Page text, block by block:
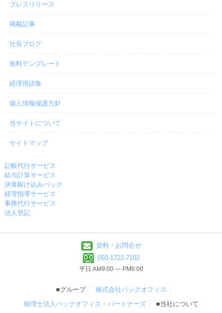
プレスリリース
掲載記事
社長ブログ
無料テンプレート
経理用語集
個人情報保護方針
当サイトについて
サイトマップ
記帳代行サービス
給与計算サービス
決算駆け込みパック
経理指導サービス
事務代行サービス
法人登記
資料・お問合せ
050-1722-7102
平日 AM9:00 ― PM6:00
■グループ
株式会社バックオフィス
税理士法人バックオフィス・パートナーズ
■当社について